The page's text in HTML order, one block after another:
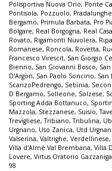
Polisportiva Nuova Orio, Ponte
Pontisola, Pozzuolo,
Bergamo, Primula Barbata, Pro
Bolgare, Real Borgogna, Real
Rovato, Rigamonti Nuvolera,
Romanese, Roncola, Rovetta,
Francesco Virescit, San Giorgio
Bienno, San Giovanni Bosco,
D'Argon, San Paolo Soncino, San
ScanzoPedrengo, Sebinia,
D Bergamo, Solleone, Solzese,
Sporting Adda Bottanuco,
Mazzola, Stezzanese, Suisio,
Trevigliese,Tribiano,Tribulina,
Urgnano, Uso Zanica, Utd
Valserina, Valtrighe, Verdellinese,
Villa d'Almè Val Brembana, Villa
Lovere, Virtus Oratorio Gazzaniga
98